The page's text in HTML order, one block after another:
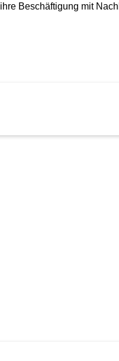
Beschäftigung mit